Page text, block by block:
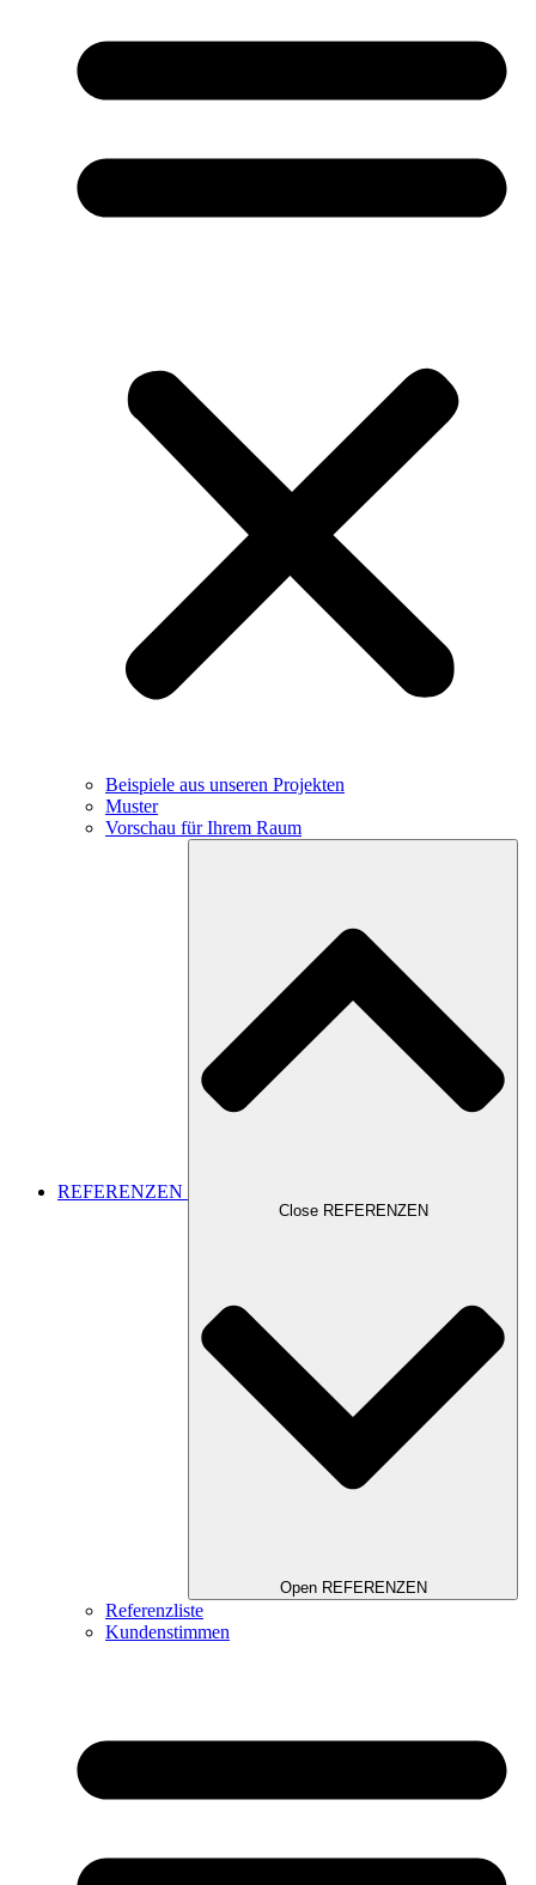
Beispiele aus unseren Projekten
Muster
Vorschau für Ihrem Raum
REFERENZEN
Close REFERENZEN
Open REFERENZEN
Referenzliste
Kundenstimmen